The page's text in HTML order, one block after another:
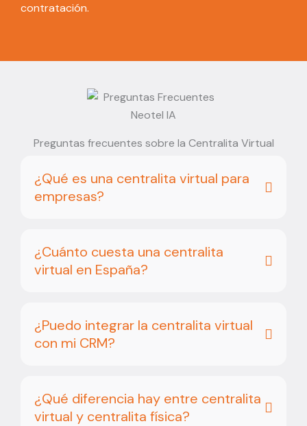
contratación.
Preguntas frecuentes sobre la Centralita Virtual
¿Qué es una centralita virtual para
empresas?
¿Cuánto cuesta una centralita
virtual en España?
¿Puedo integrar la centralita virtual
con mi CRM?
¿Qué diferencia hay entre centralita
virtual y centralita física?